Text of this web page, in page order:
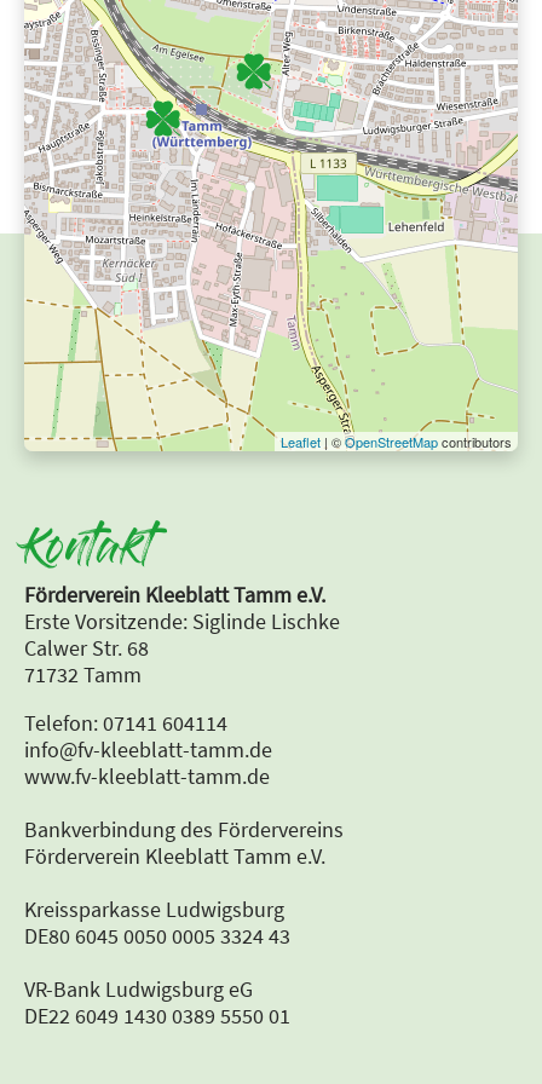
Leaflet | ©OpenStreetMapcontributors
Kontakt
Förderverein Kleeblatt Tamm e.V.
Erste Vorsitzende: Siglinde Lischke
Calwer Str. 68
71732 Tamm
Telefon: 07141 604114
info@fv-kleeblatt-tamm.de
www.fv-kleeblatt-tamm.de
Bankverbindung des Fördervereins
Förderverein Kleeblatt Tamm e.V.
Kreissparkasse Ludwigsburg
DE80 6045 0050 0005 3324 43
VR-Bank Ludwigsburg eG
DE22 6049 1430 0389 5550 01